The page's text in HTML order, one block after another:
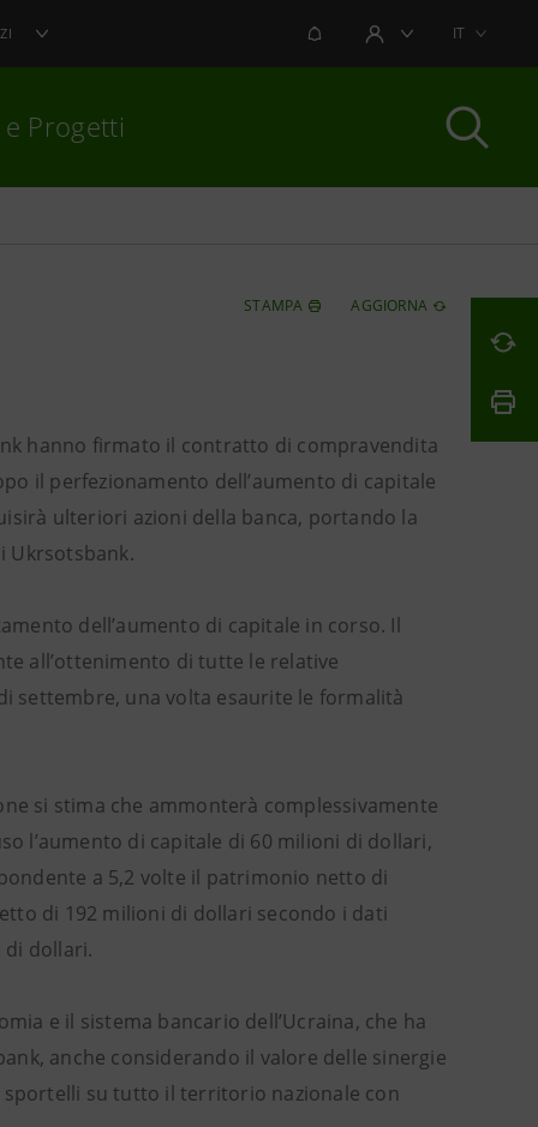
NOTIFICHEAREA UTENTEIT
e Progetti
STAMPA AGGIORNA
hanno firmato il contratto di compravendita
il perfezionamento dell’aumento di capitale
ulteriori azioni della banca, portando la
Ukrsotsbank.
dell’aumento di capitale in corso. Il
all’ottenimento di tutte le relative
settembre, una volta esaurite le formalità
si stima che ammonterà complessivamente
l’aumento di capitale di 60 milioni di dollari,
a 5,2 volte il patrimonio netto di
di 192 milioni di dollari secondo i dati
di dollari.
e il sistema bancario dell’Ucraina, che ha
anche considerando il valore delle sinergie
su tutto il territorio nazionale con